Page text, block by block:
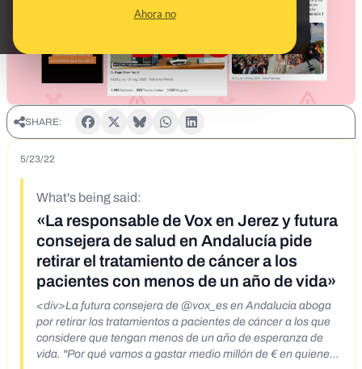
Ahora no
SHARE:
5/23/22
What's being said:
«La responsable de Vox en Jerez y futura
consejera de salud en Andalucía pide
retirar el tratamiento de cáncer a los
pacientes con menos de un año de vida»
<div>La futura consejera de @vox_es en Andalucia aboga
por retirar los tratamientos a pacientes de cáncer a los que
considere que tengan menos de un año de esperanza de
vida. "Por qué vamos a gastar medio millón de € en quienes